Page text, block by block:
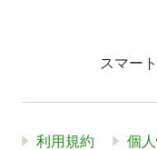
スマー
利用規約 個